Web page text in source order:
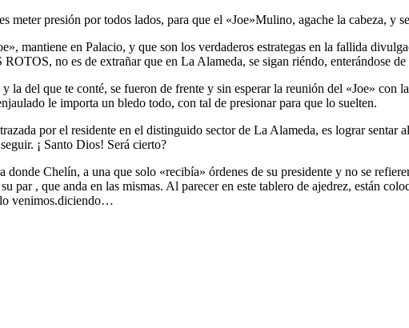
meter presión por todos lados, para que el «Joe»Mulino, agache la cabeza, y
mantiene en Palacio, y que son los verdaderos estrategas en la fallida
no es de extrañar que en La Alameda, se sigan riéndo, enterándose
la del que te conté, se fueron de frente y sin esperar la reunión del «Joe» con
le importa un bledo todo, con tal de presionar para que lo suelten.
por el residente en el distinguido sector de La Alameda, es lograr
¡ Santo Dios! Será cierto?
donde Chelín, a una que solo «recibía» órdenes de su presidente y no se
, que anda en las mismas. Al parecer en este tablero de ajedrez, están
lo venimos.diciendo…